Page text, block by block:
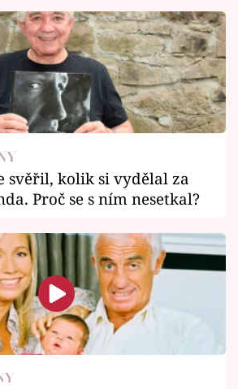
svěřil, kolik si vydělal za
Proč se s ním nesetkal?